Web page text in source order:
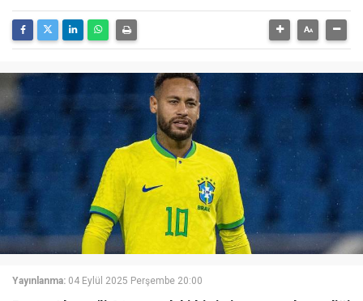
Yayınlanma: 04 Eylül 2025 Perşembe 20:00